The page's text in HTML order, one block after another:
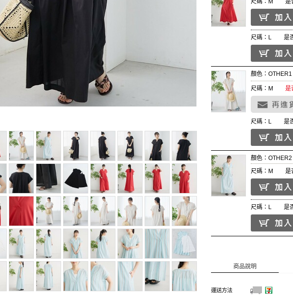
尺碼：M
是
尺碼：L 是
顏色：OTHER1
尺碼：M 是
尺碼：L 是
顏色：OTHER2
尺碼：M
是
尺碼：L 是
商品說明
運送方法